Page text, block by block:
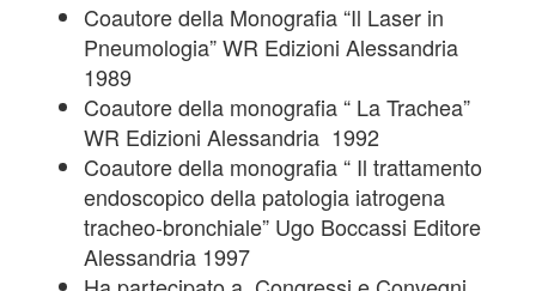
Coautore della Monografia “Il Laser in
Pneumologia” WR Edizioni Alessandria
1989
Coautore della monografia “ La Trachea”
WR Edizioni Alessandria 1992
Coautore della monografia “ Il trattamento
endoscopico della patologia iatrogena
tracheo-bronchiale” Ugo Boccassi Editore
Alessandria 1997